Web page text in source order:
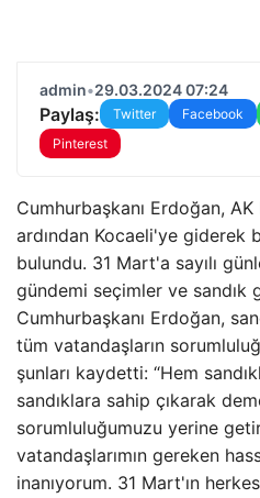
admin•29.03.2024 07:24
Paylaş: Twitter Facebook
Pinterest
Cumhurbaşkanı Erdoğan,
ardından Kocaeli'ye giderek
bulundu. 31 Mart'a sayılı
gündemi seçimler ve sandık
Cumhurbaşkanı Erdoğan,
tüm vatandaşların
şunları kaydetti: “Hem
sandıklara sahip çıkarak
sorumluluğumuzu yerine
vatandaşlarımın gereken
inanıyorum. 31 Mart'ın